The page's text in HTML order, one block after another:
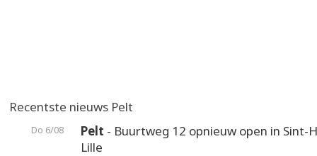
Recentste nieuws Pelt
Do 6/08 Pelt - Buurtweg 12 opnieuw open in Sint-
Lille